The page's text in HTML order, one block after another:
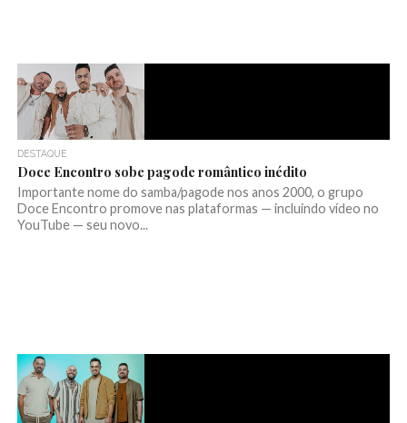
DESTAQUE
Doce Encontro sobe pagode romântico inédito
Importante nome do samba/pagode nos anos 2000, o grupo
Doce Encontro promove nas plataformas — incluindo vídeo no
YouTube — seu novo...